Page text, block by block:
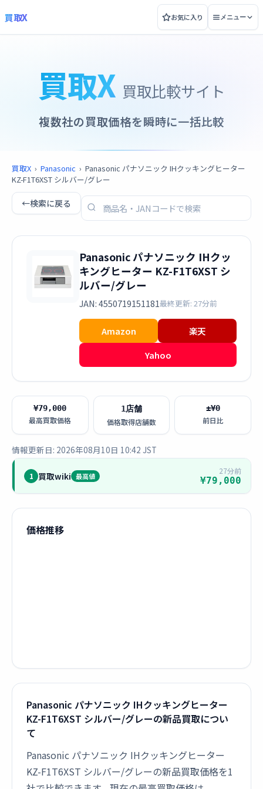
買取X お気に入り メニュー
買取X 買取比較サイト
複数社の買取価格を瞬時に一括比較
買取X › Panasonic › Panasonic パナソニック IHクッキングヒーター
KZ-F1T6XST シルバー/グレー
←検索に戻る
Panasonic パナソニック IHクッ
キングヒーター KZ-F1T6XST シ
ルバー/グレー
JAN: 4550719151181最終更新: 27分前
Amazon
楽天
Yahoo
¥79,000
最高買取価格
1店舗
価格取得店舗数
±¥0
前日比
情報更新日: 2026年08月10日 10:42 JST
1 買取wiki 最高値
27分前
¥79,000
価格推移
Panasonic パナソニック IHクッキングヒーター
KZ-F1T6XST シルバー/グレーの新品買取につい
て
Panasonic パナソニック IHクッキングヒーター
KZ-F1T6XST シルバー/グレーの新品買取価格を1